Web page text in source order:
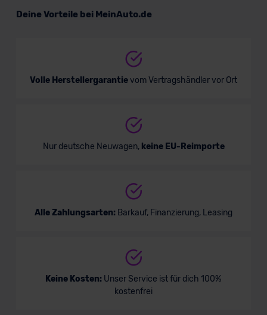
Deine Vorteile bei MeinAuto.de
Volle Herstellergarantievom Vertragshändler vor Ort
Nur deutsche Neuwagen, keine EU-Reimporte
Alle Zahlungsarten: Barkauf, Finanzierung, Leasing
Keine Kosten: Unser Service ist für dich 100%
kostenfrei